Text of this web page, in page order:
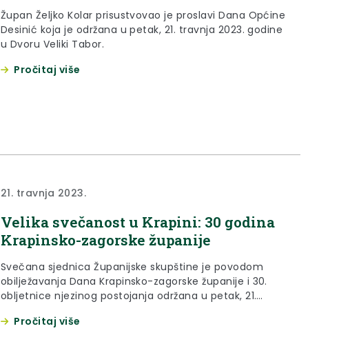
Župan Željko Kolar prisustvovao je proslavi Dana Općine
Desinić koja je održana u petak, 21. travnja 2023. godine
u Dvoru Veliki Tabor.
Pročitaj više
21. travnja 2023.
Velika svečanost u Krapini: 30 godina
Krapinsko-zagorske županije
Svečana sjednica Županijske skupštine je povodom
obilježavanja Dana Krapinsko-zagorske županije i 30.
obljetnice njezinog postojanja održana u petak, 21.
Pročitaj više